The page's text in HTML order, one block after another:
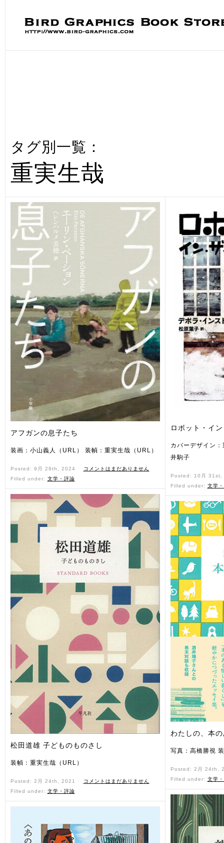
タグ別一覧：
重実生哉
アフガンの息子たち
装画：小山義人（URL） 装幀：重実生哉（URL）
Posted: 9月 29th, 2024 ˑ
コメントはまだありません
Filled under: 文学・評論
松田道雄 子どものものさし
装幀：重実生哉（URL）
Posted: 2月 24th, 2021 ˑ
コメントはまだありません
Filled under: 文学・評論
ロボット・イ
カバーデザイン
井駒子
Posted: 10月
Filled under: 文学
わたしの、本
写真：高橋勝視
Posted: 2月 24th,
Filled under: 文学